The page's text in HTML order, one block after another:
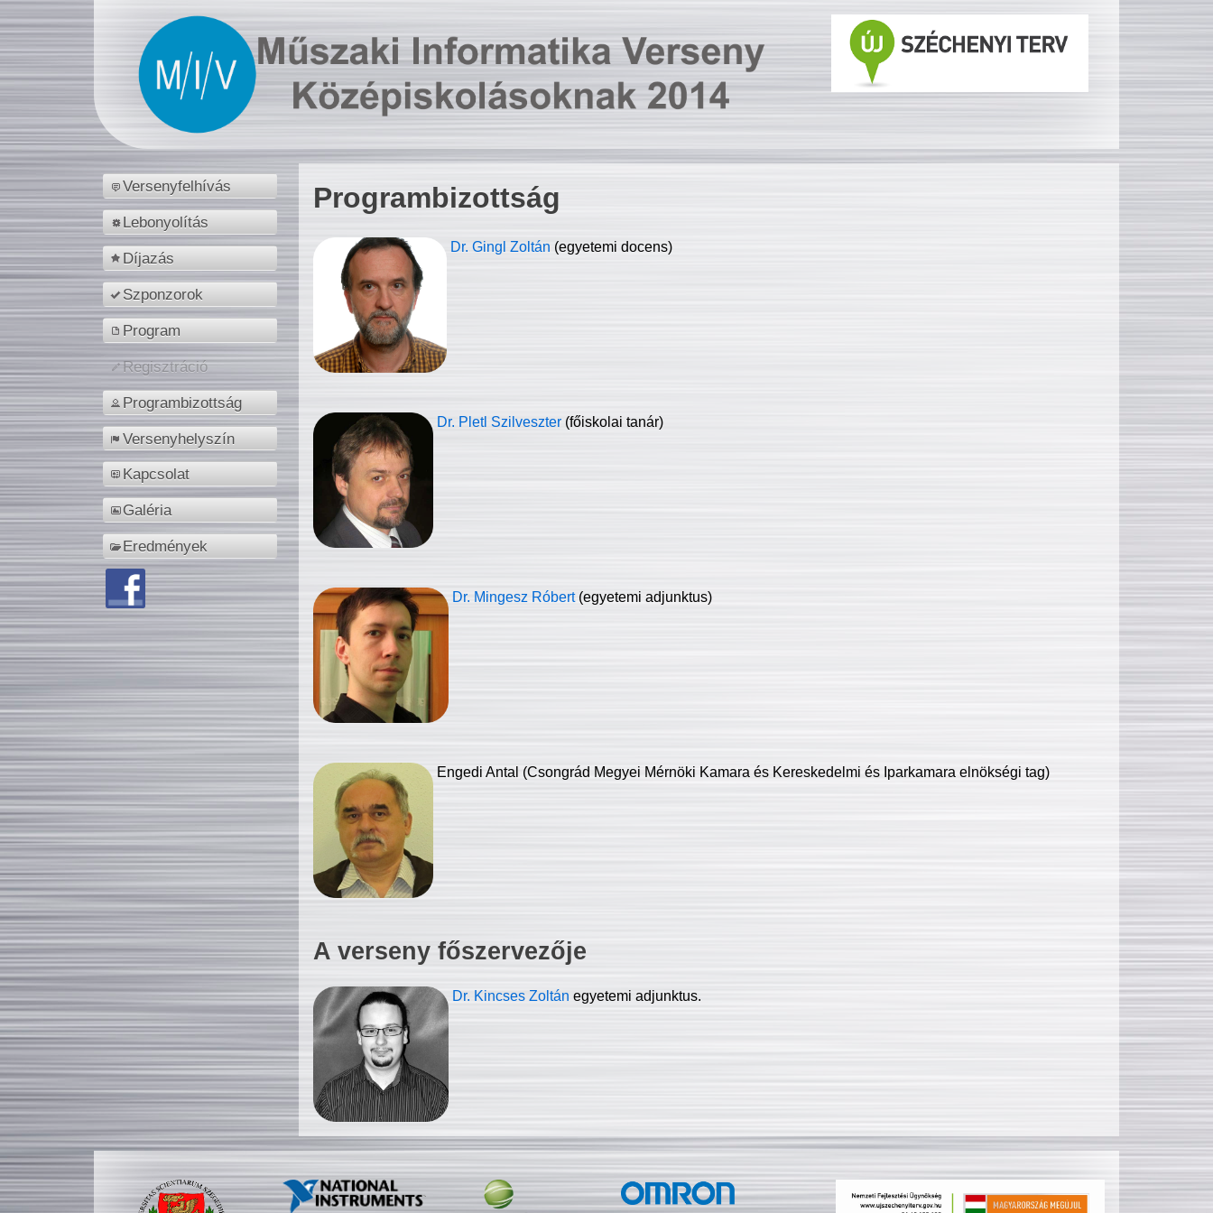
Versenyfelhívás
Lebonyolítás
Díjazás
Szponzorok
Program
Regisztráció
Programbizottság
Versenyhelyszín
Kapcsolat
Galéria
Eredmények
Programbizottság
Dr. Gingl Zoltán (egyetemi docens)
Dr. Pletl Szilveszter (főiskolai tanár)
Dr. Mingesz Róbert (egyetemi adjunktus)
Engedi Antal (Csongrád Megyei Mérnöki Kamara és Kereskedelmi és Iparkamara elnökségi tag)
A verseny főszervezője
Dr. Kincses Zoltán egyetemi adjunktus.